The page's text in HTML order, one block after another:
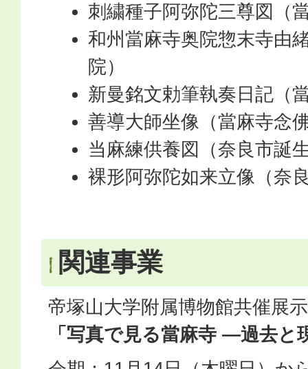
刺繍種子阿弥陀三尊図（
和州當麻寺奥院惣末寺由
院）
新曼銘文勅筆執奏日記（
善導大師坐像（當麻寺念
当麻練供養図（奈良市誕
裸形阿弥陀如来立像（奈
関連事業
帝塚山大学附属博物館共催展示
「写真で見る當麻寺 ―過去